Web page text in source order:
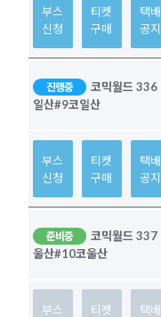
부스
신청
티켓
구매
택배
공지
진행중
코믹월드 336
일산#9코일산
부스
신청
티켓
구매
택배
공지
준비중
코믹월드 337
울산#10코울산
부스
티켓
택배